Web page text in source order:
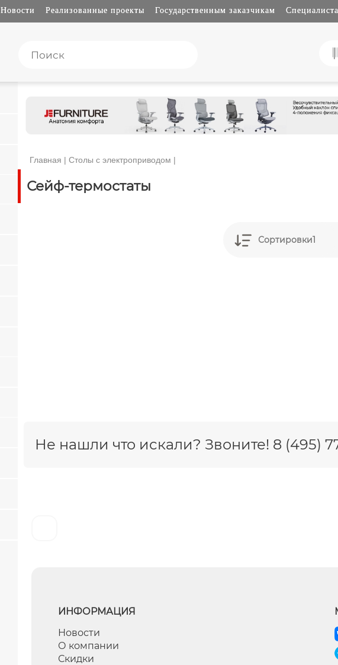
Новости Реализованные проекты Государственным заказчикам
Главная | Столы с электроприводом |
Сейф-термостаты
Сортировки1
Не нашли что искали? Звоните! 8
ИНФОРМАЦИЯ
Новости
О компании
Скидки